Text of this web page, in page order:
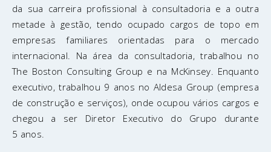
da sua carreira profissional à consultadoria e a outra
metade à gestão, tendo ocupado cargos de topo em
empresas familiares orientadas para o mercado
internacional. Na área da consultadoria, trabalhou no
The Boston Consulting Group e na McKinsey. Enquanto
executivo, trabalhou 9 anos no Aldesa Group (empresa
de construção e serviços), onde ocupou vários cargos e
chegou a ser Diretor Executivo do Grupo durante
5 anos.